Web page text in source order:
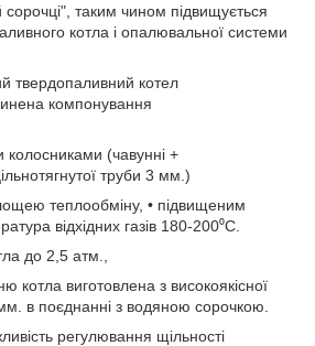
сорочці", таким чином підвищується
котла і опалювальної системи
твердопаливний котел
компонування
колосниками (чавунні +
труби 3 мм.)
теплообміну, • підвищеним
відхідних газів 180-200⁰С.
до 2,5 атм.,
котла виготовлена з високоякісної
в поєднанні з водяною сорочкою.
регулювання щільності